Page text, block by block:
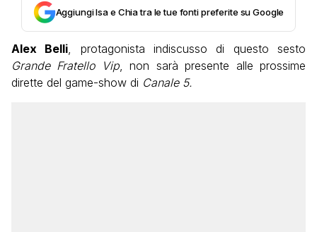
Aggiungi Isa e Chia tra le tue fonti preferite su Google
Alex Belli, protagonista indiscusso di questo sesto
Grande Fratello Vip, non sarà presente alle prossime
dirette del game-show di Canale 5.